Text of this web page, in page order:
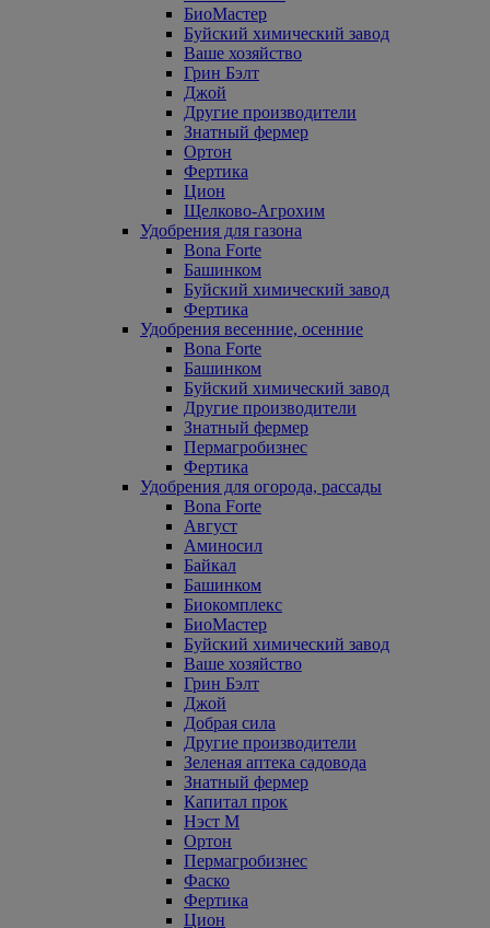
БиоМастер
Буйский химический завод
Ваше хозяйство
Грин Бэлт
Джой
Другие производители
Знатный фермер
Ортон
Фертика
Цион
Щелково-Агрохим
Удобрения для газона
Bona Forte
Башинком
Буйский химический завод
Фертика
Удобрения весенние, осенние
Bona Forte
Башинком
Буйский химический завод
Другие производители
Знатный фермер
Пермагробизнес
Фертика
Удобрения для огорода, рассады
Bona Forte
Август
Аминосил
Байкал
Башинком
Биокомплекс
БиоМастер
Буйский химический завод
Ваше хозяйство
Грин Бэлт
Джой
Добрая сила
Другие производители
Зеленая аптека садовода
Знатный фермер
Капитал прок
Нэст М
Ортон
Пермагробизнес
Фаско
Фертика
Цион